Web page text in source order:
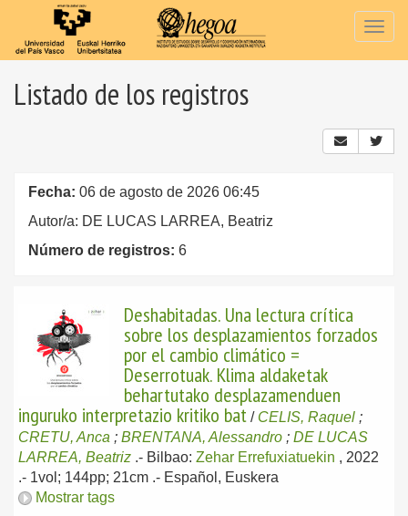
Listado de los registros
Fecha: 06 de agosto de 2026 06:45
Autor/a: DE LUCAS LARREA, Beatriz
Número de registros: 6
Deshabitadas. Una lectura crítica
sobre los desplazamientos forzados
por el cambio climático =
Deserrotuak. Klima aldaketak
behartutako desplazamenduen
inguruko interpretazio kritiko bat / CELIS, Raquel ;
CRETU, Anca ; BRENTANA, Alessandro ; DE LUCAS
LARREA, Beatriz .- Bilbao: Zehar Errefuxiatuekin , 2022
.- 1vol; 144pp; 21cm .- Español, Euskera
Mostrar tags